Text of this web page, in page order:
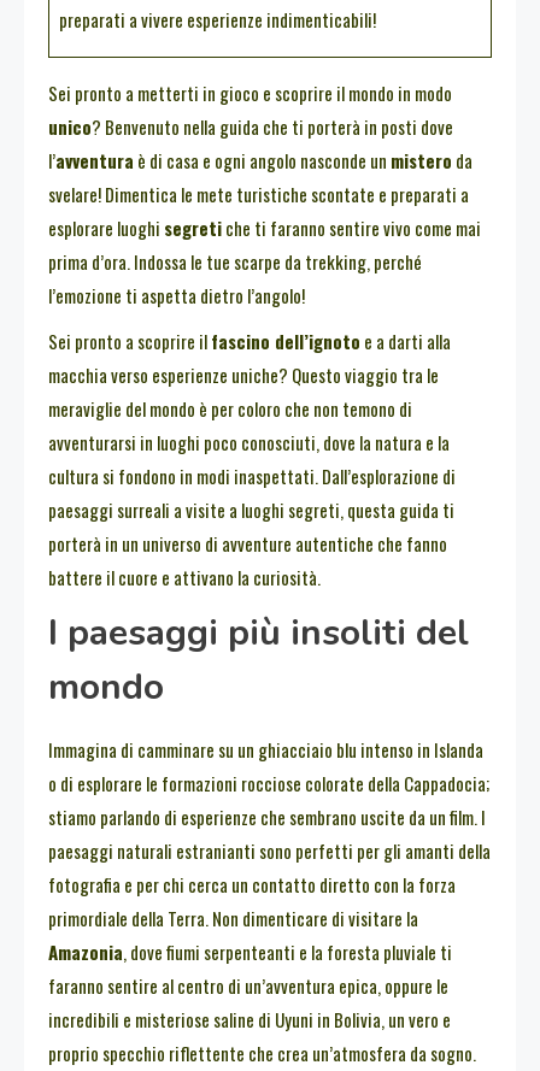
preparati a vivere esperienze indimenticabili!
Sei pronto a metterti in gioco e scoprire il mondo in modo
unico? Benvenuto nella guida che ti porterà in posti dove
l’avventura è di casa e ogni angolo nasconde un mistero da
svelare! Dimentica le mete turistiche scontate e preparati a
esplorare luoghi segretiche ti faranno sentire vivo come mai
prima d’ora. Indossa le tue scarpe da trekking, perché
l’emozione ti aspetta dietro l’angolo!
Sei pronto a scoprire ilfascino dell’ignoto e a darti alla
macchia verso esperienze uniche? Questo viaggio tra le
meraviglie del mondo è per coloro che non temono di
avventurarsi in luoghi poco conosciuti, dove la natura e la
cultura si fondono in modi inaspettati. Dall’esplorazione di
paesaggi surreali a visite a luoghi segreti, questa guida ti
porterà in un universo di avventure autentiche che fanno
battere il cuore e attivano la curiosità.
I paesaggi più insoliti del
mondo
Immagina di camminare su un ghiacciaio blu intenso in Islanda
o di esplorare le formazioni rocciose colorate della Cappadocia;
stiamo parlando di esperienze che sembrano uscite da un film. I
paesaggi naturali estranianti sono perfetti per gli amanti della
fotografia e per chi cerca un contatto diretto con la forza
primordiale della Terra. Non dimenticare di visitare la
Amazonia, dove fiumi serpenteanti e la foresta pluviale ti
faranno sentire al centro di un’avventura epica, oppure le
incredibili e misteriose saline di Uyuni in Bolivia, un vero e
proprio specchio riflettente che crea un’atmosfera da sogno.